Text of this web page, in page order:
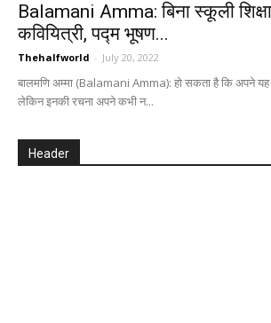
Balamani Amma: बिना स्कूली
कवियित्री, पद्म भूषण...
Thehalfworld - July 20, 2022
बालमणि अम्मा (Balamani Amma): हो सकता है कि अपने यह
लेकिन इनकी रचना अपने कभी न...
Header